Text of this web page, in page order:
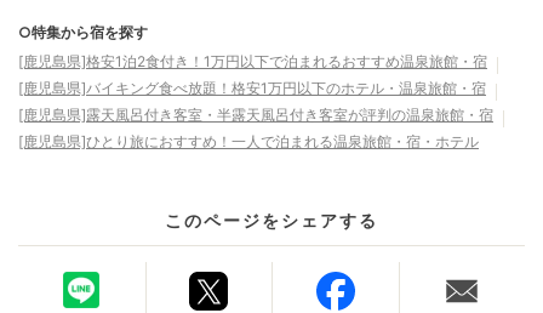
○特集から宿を探す
[鹿児島県]格安1泊2食付き！1万円以下で泊まれるおすすめ温泉旅館・宿
[鹿児島県]バイキング食べ放題！格安1万円以下のホテル・温泉旅館・宿
[鹿児島県]露天風呂付き客室・半露天風呂付き客室が評判の温泉旅館・宿
[鹿児島県]ひとり旅におすすめ！一人で泊まれる温泉旅館・宿・ホテル
このページをシェアする